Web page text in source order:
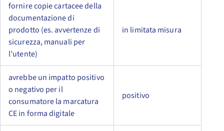
fornire copie cartacee della
documentazione di
prodotto (es. avvertenze di
sicurezza, manuali per
l’utente)
in limitata misura
avrebbe un impatto positivo
o negativo per il
consumatore la marcatura
CE in forma digitale
positivo